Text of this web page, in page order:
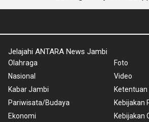
Jelajahi ANTARA News Jambi
Olahraga
Nasional
Kabar Jambi
Pariwisata/Budaya
Ekonomi
Foto
Video
Kebijakan
Kebijakan